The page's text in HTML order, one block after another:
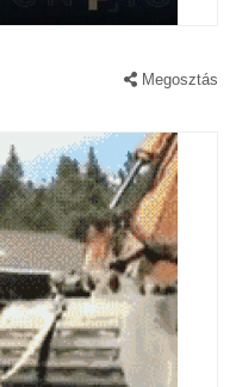
Megosztás